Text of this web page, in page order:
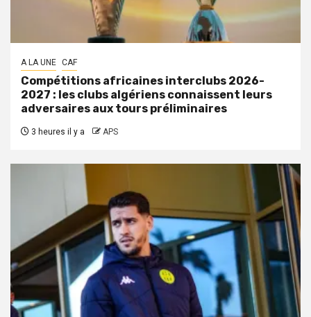
A LA UNE CAF
Compétitions africaines interclubs 2026-
2027 : les clubs algériens connaissent leurs
adversaires aux tours préliminaires
3 heures il y a APS